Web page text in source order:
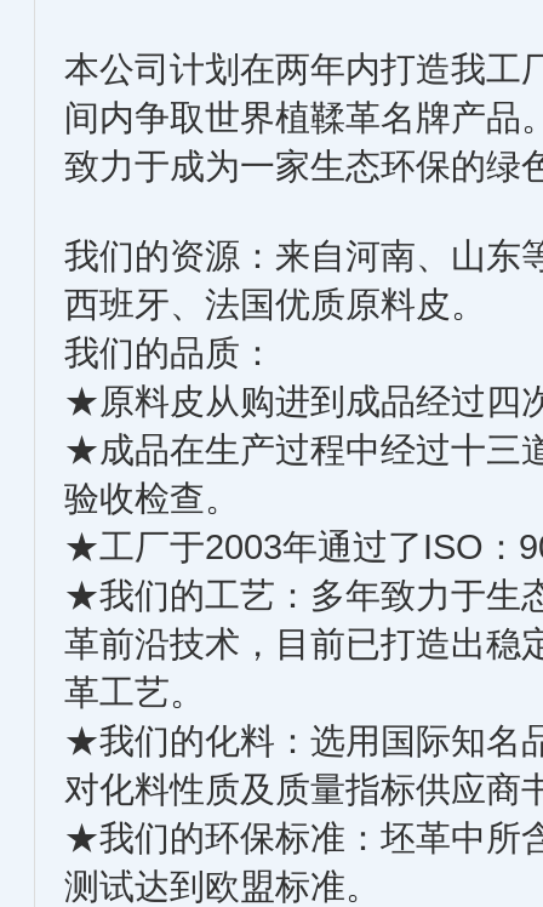
本公司计划在两年内打造我工
间内争取世界植鞣革名牌产品
致力于成为一家生态环保的绿
我们的资源：来自河南、山东
西班牙、法国优质原料皮。
我们的品质：
★原料皮从购进到成品经过四
★成品在生产过程中经过十三
验收检查。
★工厂于2003年通过了ISO：
★我们的工艺：多年致力于生
革前沿技术，目前已打造出稳
革工艺。
★我们的化料：选用国际知名
对化料性质及质量指标供应商
★我们的环保标准：坯革中所
测试达到欧盟标准。